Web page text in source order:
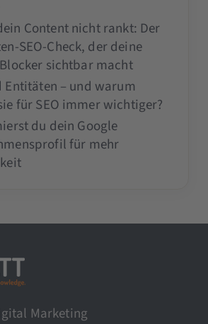
Content nicht rankt: Der
SEO-Check, der deine
sichtbar macht
Entitäten – und warum
für SEO immer wichtiger?
du dein Google
für mehr
Marketing